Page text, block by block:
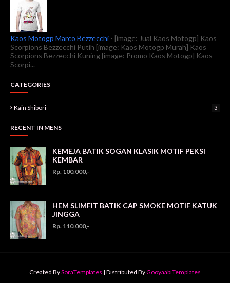
Kaos Motogp Marco Bezzecchi - [image: Jual Kaos Motogp] Kaos
Scorpions Bezzecchi Putih [image: Kaos Motogp Murah] Kaos
Scorpions Bezzecchi Kuning [image: Promo Kaos Motogp] Kaos
Scorpi...
CATEGORIES
Kain Shibori 3
RECENT IN MENS
KEMEJA BATIK SOGAN KLASIK MOTIF PEKSI
KEMBAR
Rp. 100.000,-
HEM SLIMFIT BATIK CAP SMOKE MOTIF KATUK
JINGGA
Rp. 110.000,-
Created BySoraTemplates | Distributed ByGooyaabiTemplates